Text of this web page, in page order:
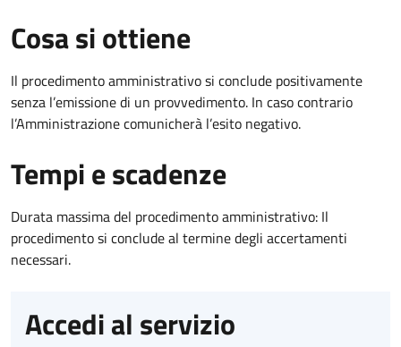
Cosa si ottiene
Il procedimento amministrativo si conclude positivamente
senza l’emissione di un provvedimento. In caso contrario
l’Amministrazione comunicherà l’esito negativo.
Tempi e scadenze
Durata massima del procedimento amministrativo: Il
procedimento si conclude al termine degli accertamenti
necessari.
Accedi al servizio